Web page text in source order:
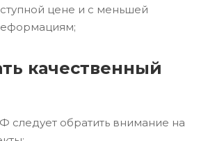
цене и с меньшей
качественный
обратить внимание на